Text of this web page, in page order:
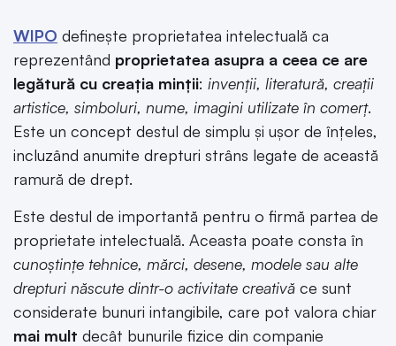
WIPO definește proprietatea intelectuală ca
reprezentând proprietatea asupra a ceea ce are
legătură cu creația minții: invenții, literatură, creații
artistice, simboluri, nume, imagini utilizate în comerț.
Este un concept destul de simplu și ușor de înțeles,
incluzând anumite drepturi strâns legate de această
ramură de drept.
Este destul de importantă pentru o firmă partea de
proprietate intelectuală. Aceasta poate consta în
cunoștințe tehnice, mărci, desene, modele sau alte
drepturi născute dintr-o activitate creativă ce sunt
considerate bunuri intangibile, care pot valora chiar
mai mult decât bunurile fizice din companie